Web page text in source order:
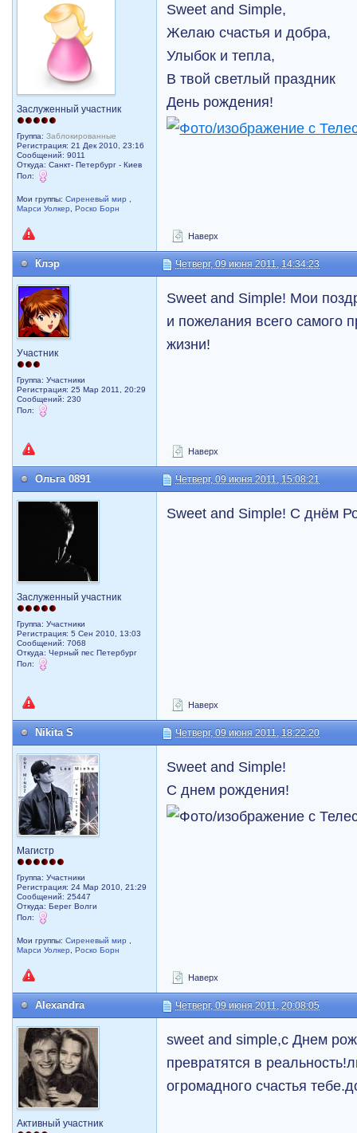
Заслуженный участник
Группа:Заблокированные
Регистрация: 21 Дек 2010, 23:16
Сообщений: 9011
Откуда: Санкт- Петербург - Киев
Пол:
Мои группы:Сиреневый мир ,
Марси Уолкер,Роско Борн
Sweet and Simple,
Желаю счастья и добра,
Улыбок и тепла,
В твой светлый праздник
День рождения!
Наверх
Клэр Четверг, 09 июня 2011, 14:34:23
Участник
Группа: Участники
Регистрация: 25 Мар 2011, 20:29
Сообщений: 230
Пол:
Sweet and Simple! Мои
и пожелания всего самого
жизни!
Наверх
Ольга 0891 Четверг, 09 июня 2011, 15:08:21
Заслуженный участник
Группа: Участники
Регистрация: 5 Сен 2010, 13:03
Сообщений: 7068
Откуда: Черный пес Петербург
Пол:
Sweet and Simple! С днём
Наверх
Nikita S Четверг, 09 июня 2011, 18:22:20
Магистр
Группа: Участники
Регистрация: 24 Мар 2010, 21:29
Сообщений: 25447
Откуда: Берег Волги
Пол:
Мои группы:Сиреневый мир ,
Марси Уолкер,Роско Борн
Sweet and Simple!
C днем рождения!
Наверх
Alexandra Четверг, 09 июня 2011, 20:08:05
Активный участник
sweet and simple,с Днем
превратятся в
огромадного счастья